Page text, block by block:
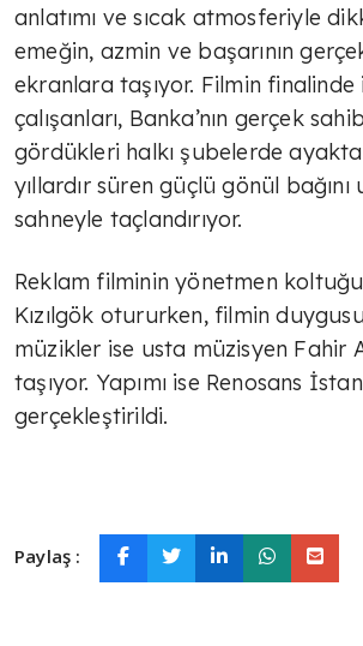
anlatımı ve sıcak atmosferiyle
emeğin, azmin ve başarının
ekranlara taşıyor. Filmin
çalışanları, Banka’nın gerçek
gördükleri halkı şubelerde
yıllardır süren güçlü gönül
sahneyle taçlandırıyor.
Reklam filminin yönetmen
Kızılgök otururken, filmin
müzikler ise usta müzisyen Fahir
taşıyor. Yapımı ise Renosans
gerçekleştirildi.
Paylaş :